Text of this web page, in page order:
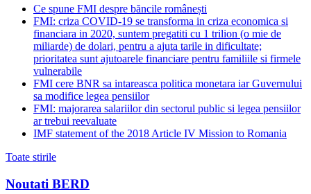
Ce spune FMI despre băncile românești
FMI: criza COVID-19 se transforma in criza economica si
financiara in 2020, suntem pregatiti cu 1 trilion (o mie de
miliarde) de dolari, pentru a ajuta tarile in dificultate;
prioritatea sunt ajutoarele financiare pentru familiile si firmele
vulnerabile
FMI cere BNR sa intareasca politica monetara iar Guvernului
sa modifice legea pensiilor
FMI: majorarea salariilor din sectorul public si legea pensiilor
ar trebui reevaluate
IMF statement of the 2018 Article IV Mission to Romania
Toate stirile
Noutati BERD